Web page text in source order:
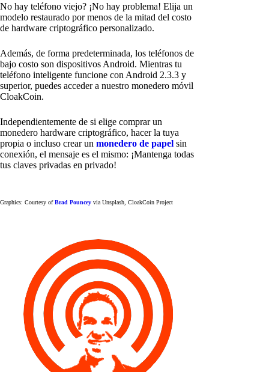
No hay teléfono viejo? ¡No hay problema! Elija un
modelo restaurado por menos de la mitad del costo
de hardware criptográfico personalizado.
Además, de forma predeterminada, los teléfonos de
bajo costo son dispositivos Android. Mientras tu
teléfono inteligente funcione con Android 2.3.3 y
superior, puedes acceder a nuestro monedero móvil
CloakCoin.
Independientemente de si elige comprar un
monedero hardware criptográfico, hacer la tuya
propia o incluso crear un monedero de papel sin
conexión, el mensaje es el mismo: ¡Mantenga todas
tus claves privadas en privado!
Graphics: Courtesy ofBrad Pouncey via Unsplash, CloakCoin Project